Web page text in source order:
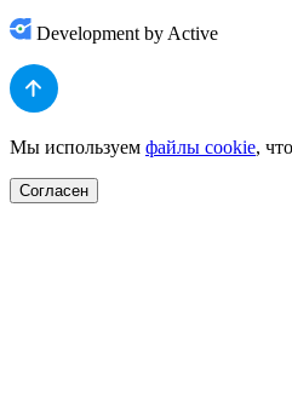
Development by Active
Мы используем файлы cookie,
Согласен